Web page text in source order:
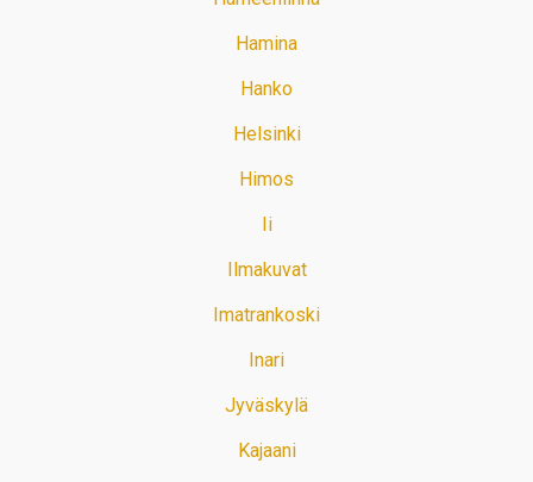
Hamina
Hanko
Helsinki
Himos
Ii
Ilmakuvat
Imatrankoski
Inari
Jyväskylä
Kajaani